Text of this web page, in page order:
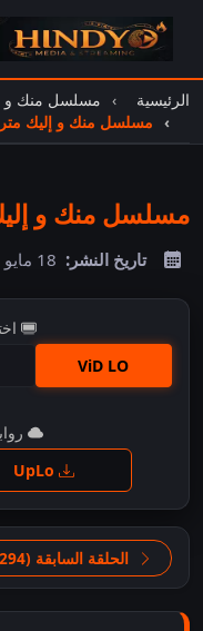
الرئيسية
مسلسل منك و
مسلسل منك و إليك
مسلسل منك و إليك
تاريخ النشر: 18 مايو 2026
ViD LO
الحلقة السابقة (294)